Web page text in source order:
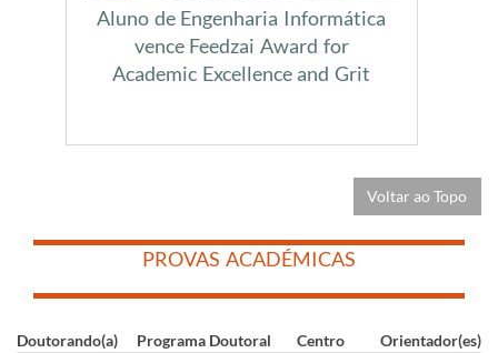
Aluno de Engenharia Informática
vence Feedzai Award for
Academic Excellence and Grit
Voltar ao Topo
​
PROVAS ACADÉMICAS
​
Doutorando(a)
Programa Doutoral Centro
Orientador(es)